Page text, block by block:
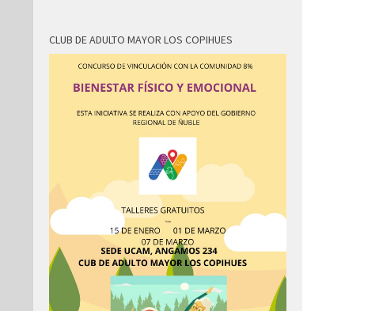
CLUB DE ADULTO MAYOR LOS COPIHUES